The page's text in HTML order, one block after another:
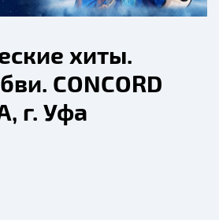
хиты.
CONCORD
г. Уфа